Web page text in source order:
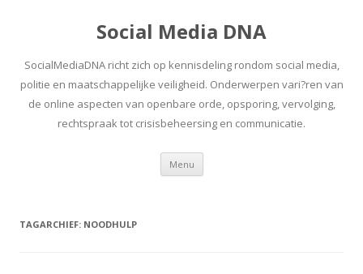
Social Media DNA
SocialMediaDNA richt zich op kennisdeling rondom social media,
politie en maatschappelijke veiligheid. Onderwerpen vari?ren van
de online aspecten van openbare orde, opsporing, vervolging,
rechtspraak tot crisisbeheersing en communicatie.
Menu Spring
inhoud
TAGARCHIEF: NOODHULP